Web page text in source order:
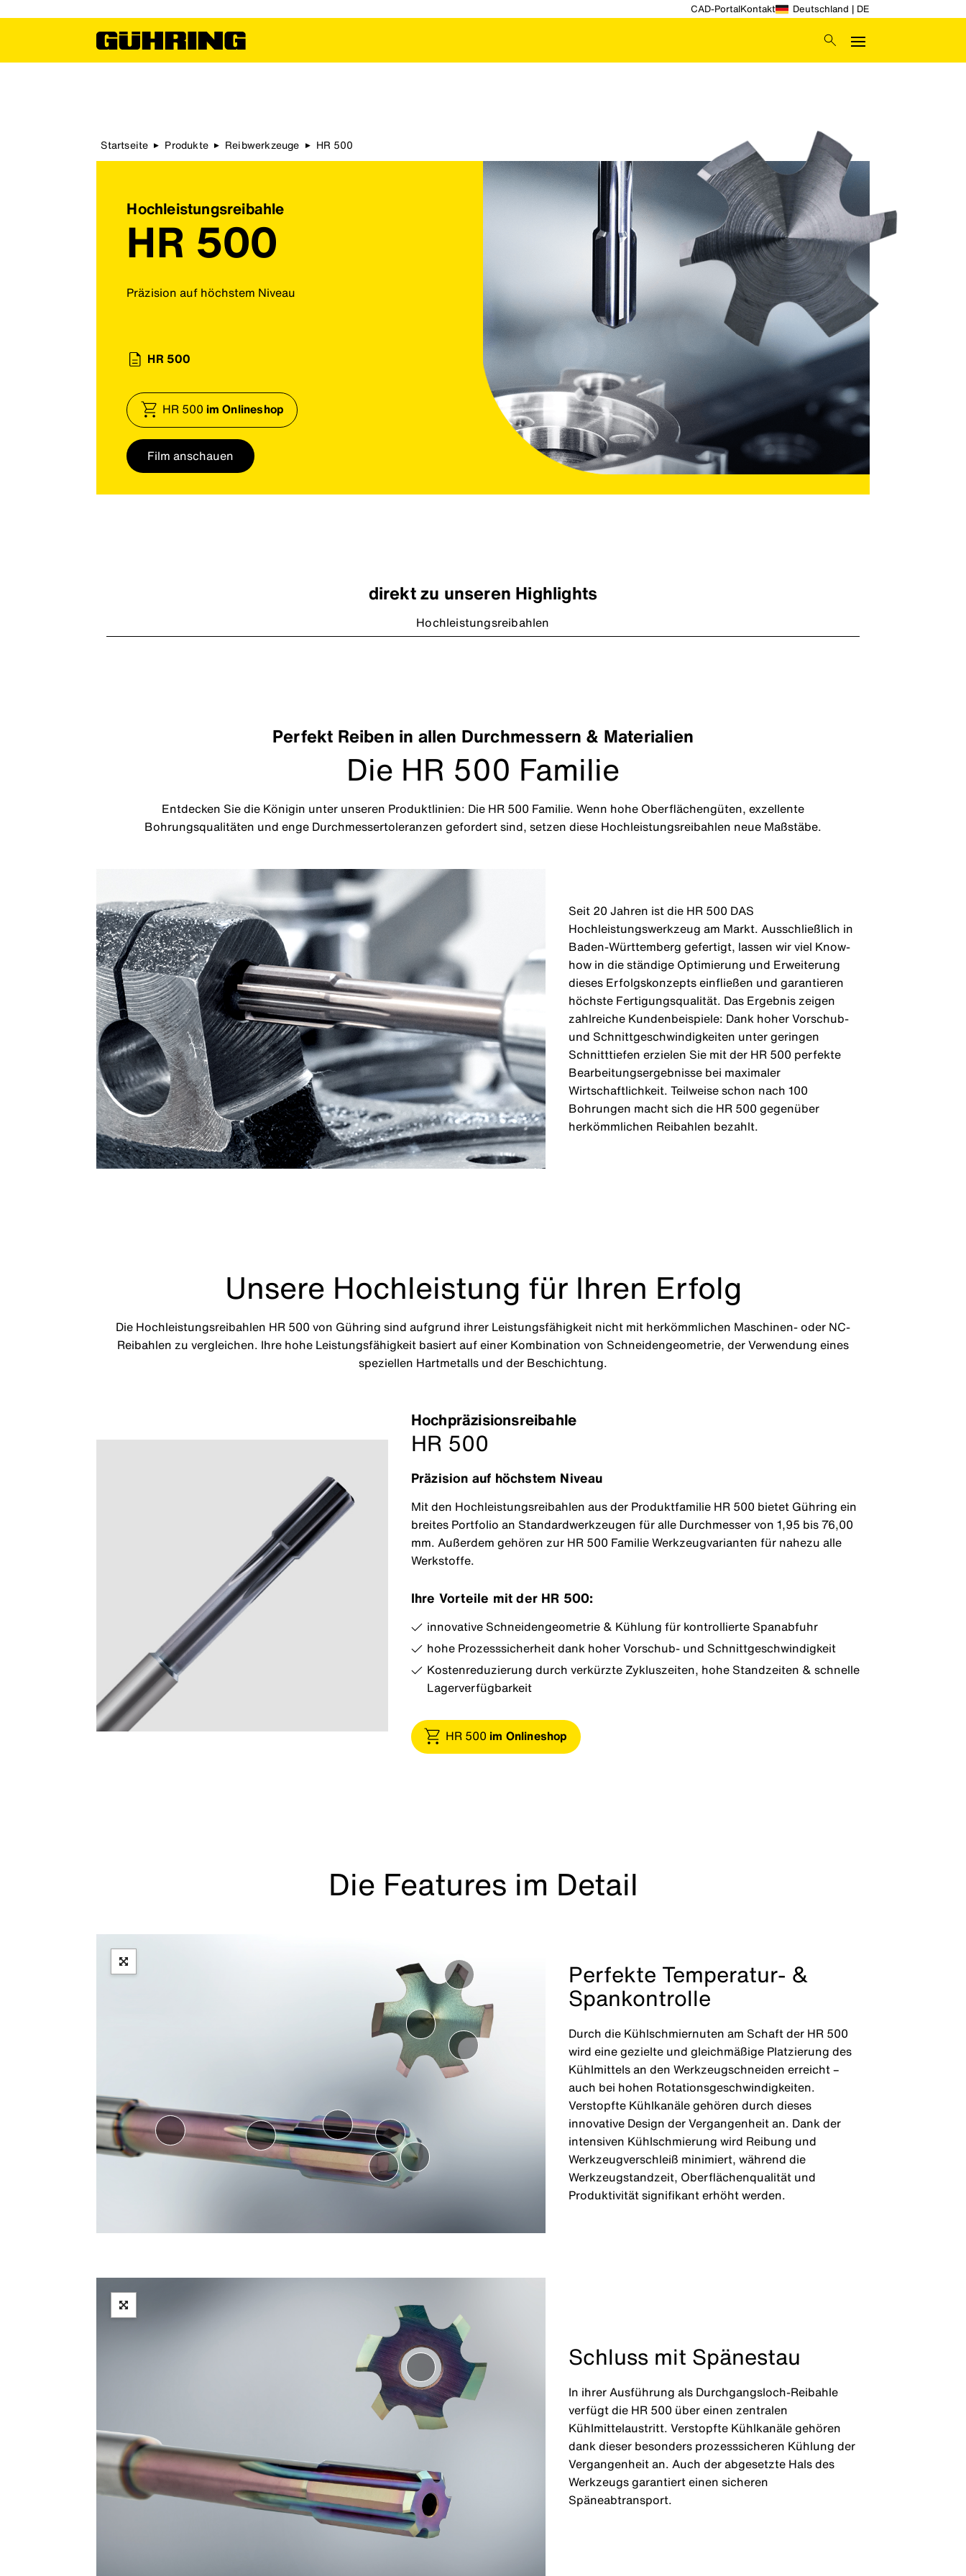
CAD-PortalKontakt Deutschland | DE
Startseite ▶ Produkte ▶ Reibwerkzeuge ▶ HR 500
Hochleistungsreibahle
HR 500
Präzision auf höchstem Niveau
HR 500
HR 500 im Onlineshop
Film anschauen
direkt zu unseren Highlights
Hochleistungsreibahlen
Perfekt Reiben in allen Durchmessern & Materialien
Die HR 500 Familie
Entdecken Sie die Königin unter unseren Produktlinien: Die HR 500 Familie. Wenn hohe Oberflächengüten, exzellente
Bohrungsqualitäten und enge Durchmessertoleranzen gefordert sind, setzen diese Hochleistungsreibahlen neue Maßstäbe.
Seit 20 Jahren ist die HR 500 DAS
Hochleistungswerkzeug am Markt. Ausschließlich in
Baden-Württemberg gefertigt, lassen wir viel Know-
how in die ständige Optimierung und Erweiterung
dieses Erfolgskonzepts einfließen und garantieren
höchste Fertigungsqualität. Das Ergebnis zeigen
zahlreiche Kundenbeispiele: Dank hoher Vorschub-
und Schnittgeschwindigkeiten unter geringen
Schnitttiefen erzielen Sie mit der HR 500 perfekte
Bearbeitungsergebnisse bei maximaler
Wirtschaftlichkeit. Teilweise schon nach 100
Bohrungen macht sich die HR 500 gegenüber
herkömmlichen Reibahlen bezahlt.
Unsere Hochleistung für Ihren Erfolg
Die Hochleistungsreibahlen HR 500 von Gühring sind aufgrund ihrer Leistungsfähigkeit nicht mit herkömmlichen Maschinen- oder NC-
Reibahlen zu vergleichen. Ihre hohe Leistungsfähigkeit basiert auf einer Kombination von Schneidengeometrie, der Verwendung eines
speziellen Hartmetalls und der Beschichtung.
Hochpräzisionsreibahle
HR 500
Präzision auf höchstem Niveau
Mit den Hochleistungsreibahlen aus der Produktfamilie HR 500 bietet Gühring ein
breites Portfolio an Standardwerkzeugen für alle Durchmesser von 1,95 bis 76,00
mm. Außerdem gehören zur HR 500 Familie Werkzeugvarianten für nahezu alle
Werkstoffe.
Ihre Vorteile mit der HR 500:
innovative Schneidengeometrie & Kühlung für kontrollierte Spanabfuhr
hohe Prozesssicherheit dank hoher Vorschub- und Schnittgeschwindigkeit
Kostenreduzierung durch verkürzte Zykluszeiten, hohe Standzeiten & schnelle
Lagerverfügbarkeit
HR 500 im Onlineshop
Die Features im Detail
Perfekte Temperatur- &
Spankontrolle
Durch die Kühlschmiernuten am Schaft der HR 500
wird eine gezielte und gleichmäßige Platzierung des
Kühlmittels an den Werkzeugschneiden erreicht –
auch bei hohen Rotationsgeschwindigkeiten.
Verstopfte Kühlkanäle gehören durch dieses
innovative Design der Vergangenheit an. Dank der
intensiven Kühlschmierung wird Reibung und
Werkzeugverschleiß minimiert, während die
Werkzeugstandzeit, Oberflächenqualität und
Produktivität signifikant erhöht werden.
Schluss mit Spänestau
In ihrer Ausführung als Durchgangsloch-Reibahle
verfügt die HR 500 über einen zentralen
Kühlmittelaustritt. Verstopfte Kühlkanäle gehören
dank dieser besonders prozesssicheren Kühlung der
Vergangenheit an. Auch der abgesetzte Hals des
Werkzeugs garantiert einen sicheren
Späneabtransport.